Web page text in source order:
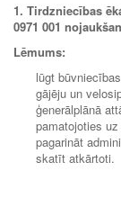
1. Tirdzniecības
0971 001
Lēmums:
lūgt
gājēju un
ģenerālplānā
pamatojoties
pagarināt
skatīt atkārtoti.